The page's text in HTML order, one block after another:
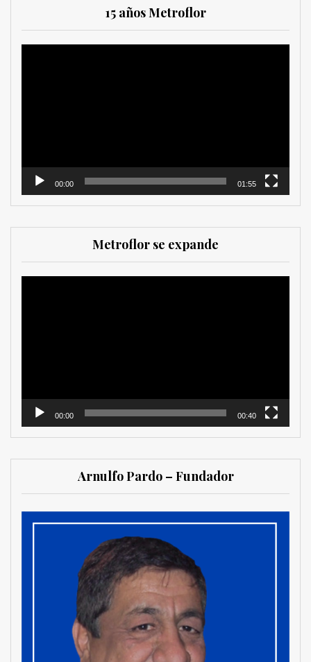
15 años Metroflor
00:00 01:55
Metroflor se expande
00:00 00:40
Arnulfo Pardo – Fundador